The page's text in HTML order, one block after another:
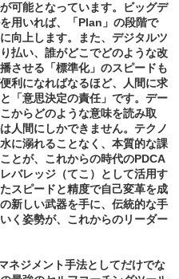
可能となっています。ビッグデ
用いれば、「Plan」の段階で
向上します。また、デジタルツ
払い、誰がどこでどのような改
させる「標準化」のスピードも
利になればなるほど、人間に求
「意思決定の責任」です。デー
からどのような意味を読み取
人間にしかできません。テクノ
に溺れることなく、本質的な課
とが、これからの時代のPDCA
バレッジ（てこ）として活用す
スピードと精度で自己変革を成
新しい武器を手に、伝統的な手
く姿勢が、これからのリーダー
ネジメント手法としてだけでな